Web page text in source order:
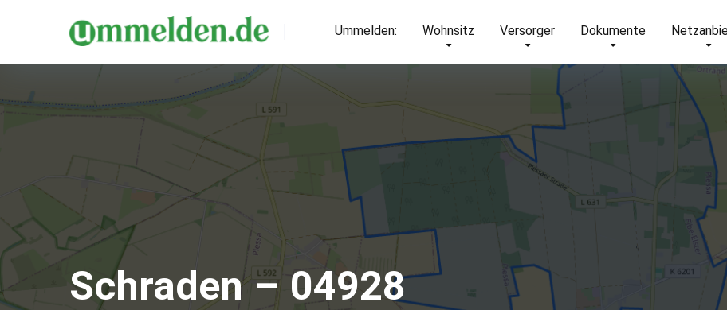
Ummelden: Wohnsitz Versorger Dokumente
Schraden – 04928